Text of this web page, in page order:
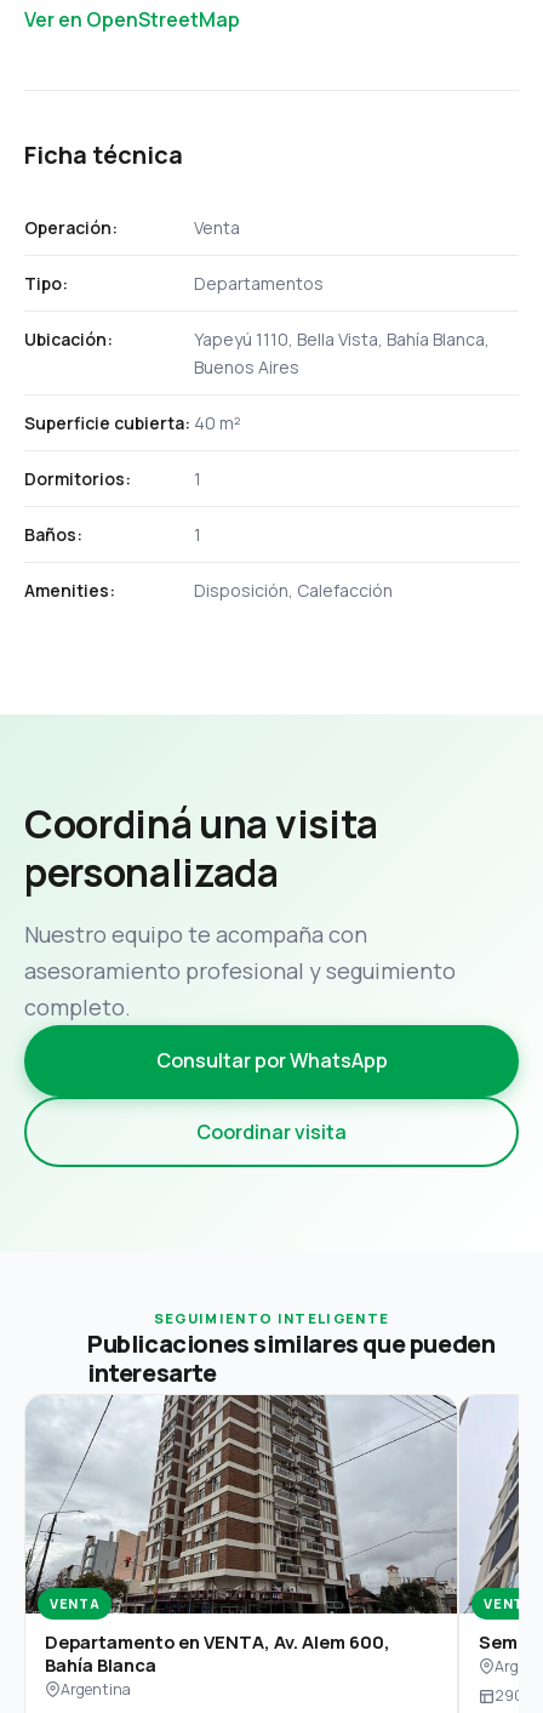
Ver en OpenStreetMap
Ficha técnica
Operación: Venta
Tipo: Departamentos
Ubicación:
Yapeyú 1110, Bella Vista, Bahía Blanca,
Buenos Aires
Superficie cubierta: 40 m²
Dormitorios: 1
Baños: 1
Amenities: Disposición, Calefacción
Coordiná una visita
personalizada
Nuestro equipo te acompaña con
asesoramiento profesional y seguimiento
completo.
Consultar por WhatsApp
Coordinar visita
SEGUIMIENTO INTELIGENTE
Publicaciones similares que pueden
interesarte
VENTA
Departamento en VENTA, Av. Alem 600,
Bahía Blanca
Argentina
VENTA
290